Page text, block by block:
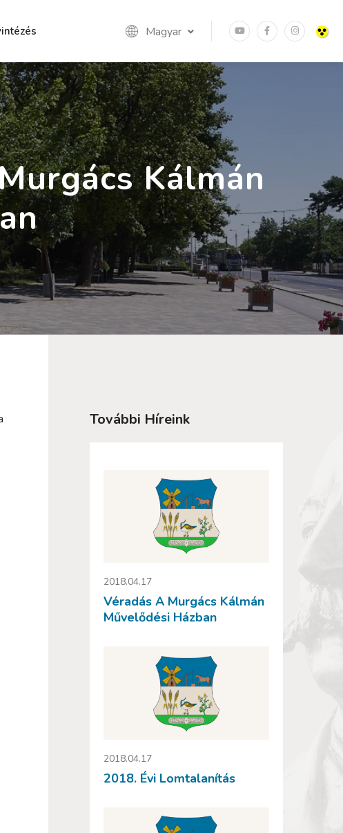
Magyar
Kálmán
További Híreink
2018.04.17
Véradás A Murgács Kálmán
Művelődési Házban
2018.04.17
2018. Évi Lomtalanítás